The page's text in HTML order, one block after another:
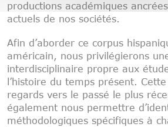
productions académiques
actuels de nos sociétés.
Afin d’aborder ce corpus
américain, nous privilégierons
interdisciplinaire propre aux
l’histoire du temps présent.
regards vers le passé le plus
également nous permettre
méthodologiques spécifiques à